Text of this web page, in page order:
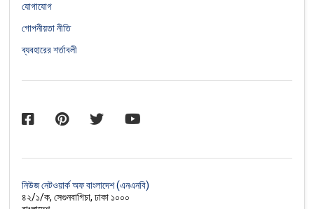
যোগাযোগ
গোপনীয়তা নীতি
ব্যবহারের শর্তাবলী
নিউজ নেটওয়ার্ক অফ বাংলাদেশ (এনএনবি)
৪২/১/ক, সেগুনবাগিচা, ঢাকা ১০০০